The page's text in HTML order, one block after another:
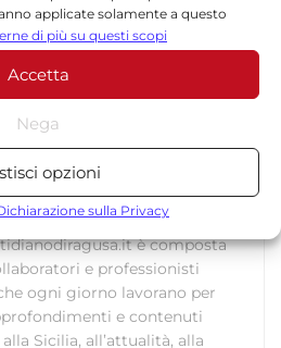
applicate solamente a questo
in qualsiasi momento,
utilizzando i pulsanti della Cookie
di gestione del consenso nella parte
e/o accedervi, Misurare le
le prestazioni dei contenuti,
da fonti diverse.
di più su questi scopi
Accetta
Nega
opzioni
sulla Privacy
IN SICILIA
è composta
e professionisti
ogni giorno lavorano per
e contenuti
Sicilia, all’attualità, alla